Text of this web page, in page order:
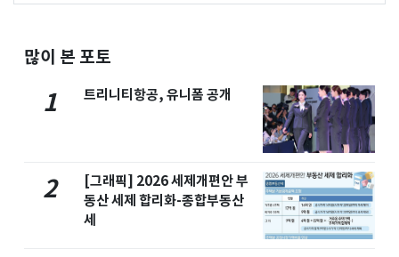
많이 본 포토
1 트리니티항공, 유니폼 공개
2
[그래픽] 2026 세제개편안 부
동산 세제 합리화-종합부동산
세